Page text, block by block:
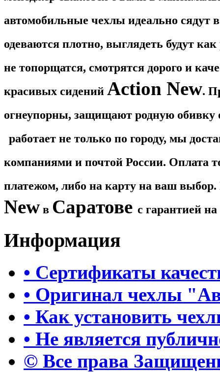
автомобильные чехлы идеально сядут
одеваются плотно, выглядеть будут
не топорщатся, смотрятся дорого и
красивых сидений Action New.
огнеупорны, защищают родную
работает не только по городу, мы
компаниями и почтой России. Оплата
платежом, либо на карту на ваш
New в Саратове​ с гарантией
Информация
• Сертификаты
• Оригинал чехлы
• Как установить
• Не является
© Все права